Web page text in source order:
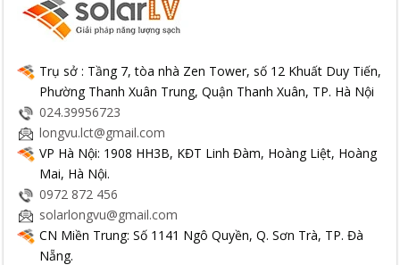
Trụ sở : Tầng 7, tòa nhà Zen Tower, số 12 Khuất Duy Tiến,
Phường Thanh Xuân Trung, Quận Thanh Xuân, TP. Hà Nội
024.39956723
longvu.lct@gmail.com
VP Hà Nội: 1908 HH3B, KĐT Linh Đàm, Hoàng Liệt, Hoàng
Mai, Hà Nội.
0972 872 456
solarlongvu@gmail.com
CN Miền Trung: Số 1141 Ngô Quyền, Q. Sơn Trà, TP. Đà
Nẵng.